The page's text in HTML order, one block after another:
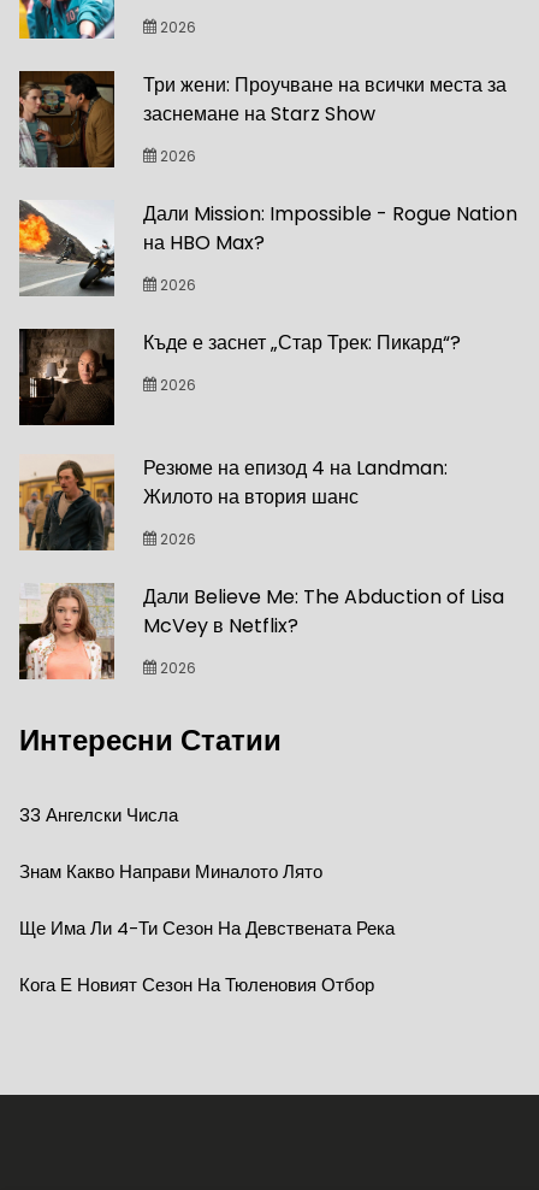
2026
Три жени: Проучване на всички места за
заснемане на Starz Show
2026
Дали Mission: Impossible - Rogue Nation
на HBO Max?
2026
Къде е заснет „Стар Трек: Пикард“?
2026
Резюме на епизод 4 на Landman:
Жилото на втория шанс
2026
Дали Believe Me: The Abduction of Lisa
McVey в Netflix?
2026
Интересни Статии
33 Ангелски Числа
Знам Какво Направи Миналото Лято
Ще Има Ли 4-Ти Сезон На Девствената Река
Кога Е Новият Сезон На Тюленовия Отбор